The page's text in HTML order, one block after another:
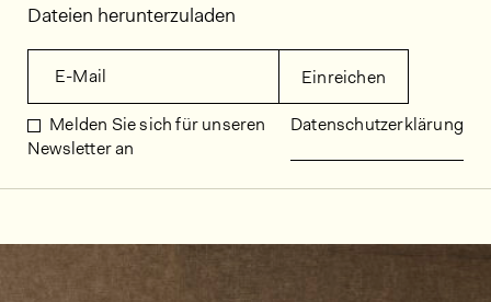
Dateien herunterzuladen
E-Mail Einreichen
Melden Sie sich für unseren
Newsletter an
Datenschutzerklärung